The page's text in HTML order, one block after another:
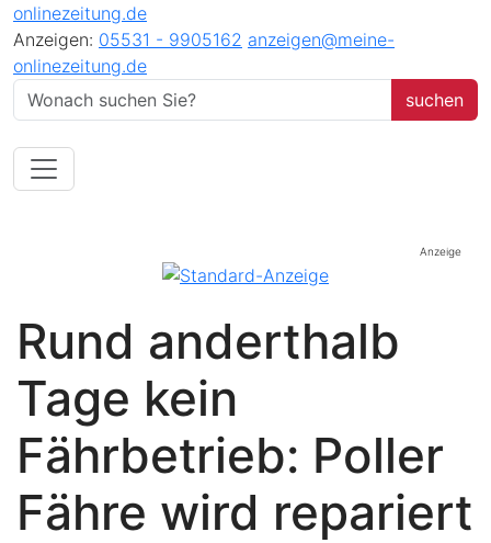
onlinezeitung.de
Anzeigen: 05531 - 9905162 anzeigen@meine-
onlinezeitung.de
Anzeige
Rund anderthalb
Tage kein
Fährbetrieb: Poller
Fähre wird repariert